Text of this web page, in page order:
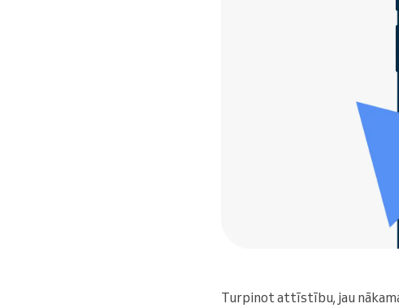
Turpinot attīstību, jau